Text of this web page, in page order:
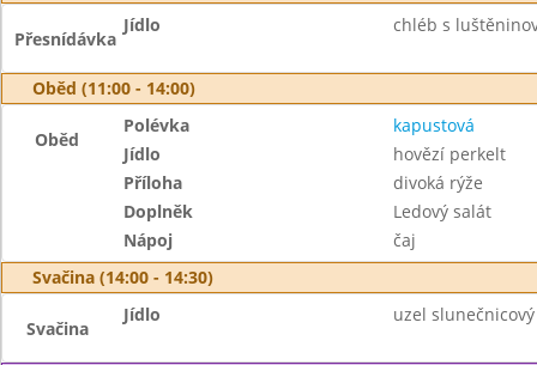
Přesnídávka
Jídlo chléb s
Oběd (11:00 - 14:00)
Oběd
Polévka
kapustová
Jídlo
hovězí perkelt
Příloha
divoká rýže
Doplněk
Ledový salát
Nápoj
čaj
Svačina (14:00 - 14:30)
Svačina
Jídlo uzel